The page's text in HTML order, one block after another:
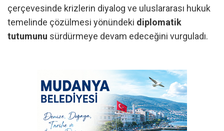
çerçevesinde krizlerin diyalog ve uluslararası hukuk
temelinde çözülmesi yönündeki diplomatik
tutumunu sürdürmeye devam edeceğini vurguladı.